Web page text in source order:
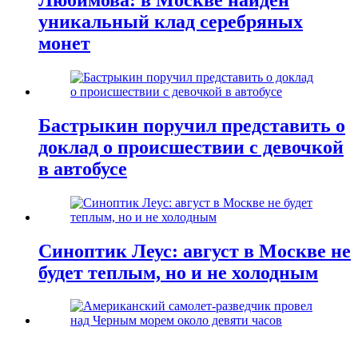
уникальный клад серебряных
монет
Бастрыкин поручил представить о
доклад о происшествии с девочкой
в автобусе
Синоптик Леус: август в Москве не
будет теплым, но и не холодным